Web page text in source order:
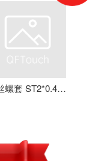
钢丝螺套 ST2*0.4*4 丝套 钢丝牙套 护套 元亨机械